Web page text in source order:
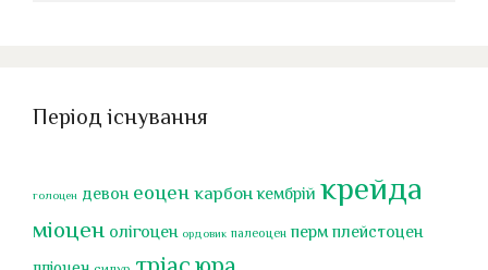
Період існування
голоцен девон еоцен карбон кембрій крейда
міоцен олігоцен ордовик палеоцен перм плейстоцен